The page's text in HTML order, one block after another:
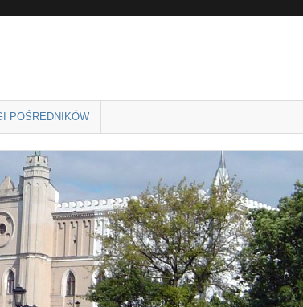
POŚREDNIKÓW